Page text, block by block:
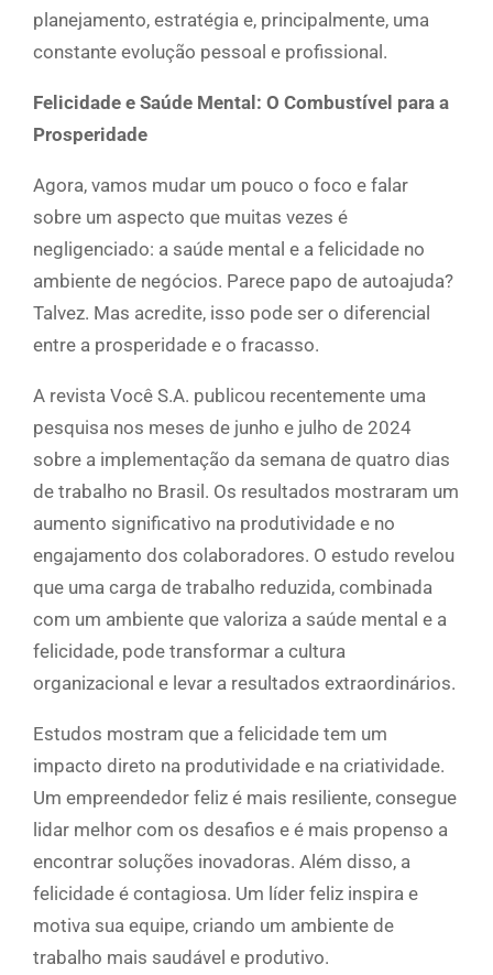
planejamento, estratégia e, principalmente, uma
constante evolução pessoal e profissional.
Felicidade e Saúde Mental: O Combustível para a
Prosperidade
Agora, vamos mudar um pouco o foco e falar
sobre um aspecto que muitas vezes é
negligenciado: a saúde mental e a felicidade no
ambiente de negócios. Parece papo de autoajuda?
Talvez. Mas acredite, isso pode ser o diferencial
entre a prosperidade e o fracasso.
A revista Você S.A. publicou recentemente uma
pesquisa nos meses de junho e julho de 2024
sobre a implementação da semana de quatro dias
de trabalho no Brasil. Os resultados mostraram um
aumento significativo na produtividade e no
engajamento dos colaboradores. O estudo revelou
que uma carga de trabalho reduzida, combinada
com um ambiente que valoriza a saúde mental e a
felicidade, pode transformar a cultura
organizacional e levar a resultados extraordinários.
Estudos mostram que a felicidade tem um
impacto direto na produtividade e na criatividade.
Um empreendedor feliz é mais resiliente, consegue
lidar melhor com os desafios e é mais propenso a
encontrar soluções inovadoras. Além disso, a
felicidade é contagiosa. Um líder feliz inspira e
motiva sua equipe, criando um ambiente de
trabalho mais saudável e produtivo.